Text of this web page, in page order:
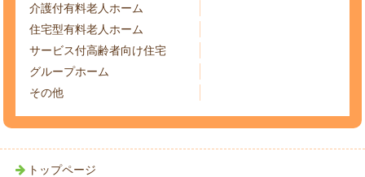
介護付有料老人ホーム
住宅型有料老人ホーム
サービス付高齢者向け住宅
グループホーム
その他
トップページ